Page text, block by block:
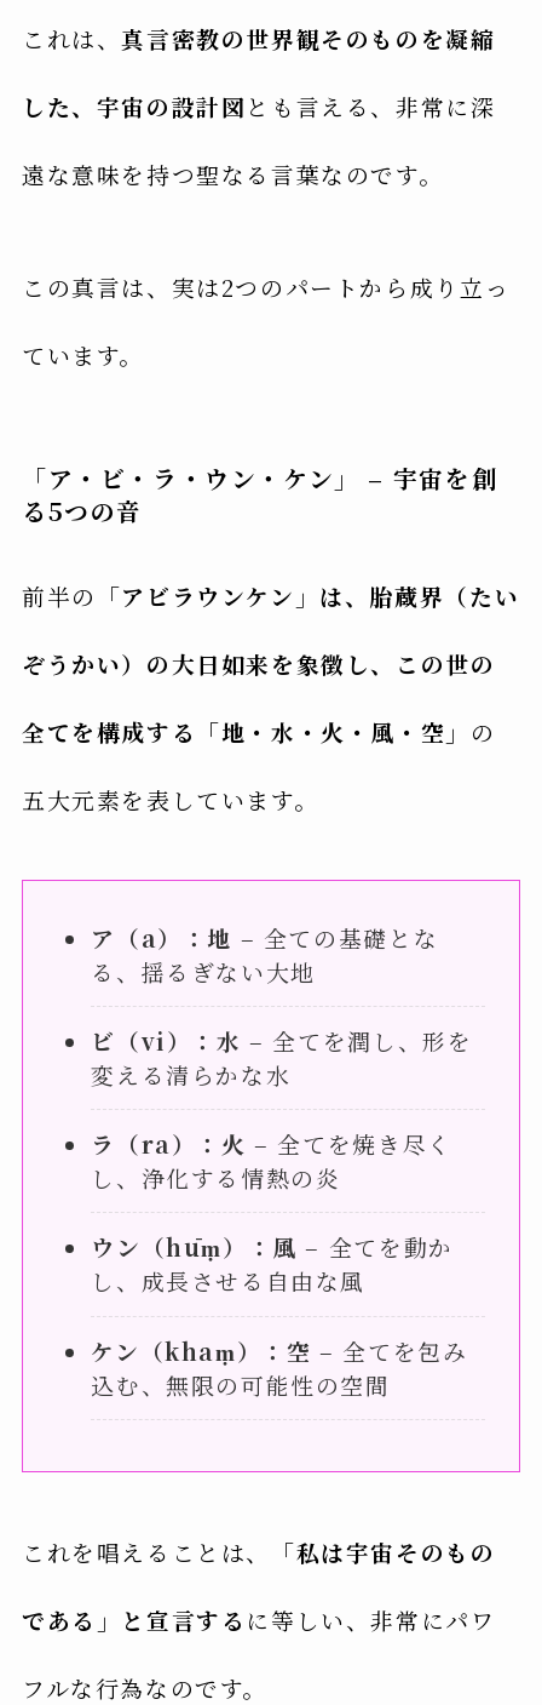
これは、真言密教の世界観そのものを凝縮
した、宇宙の設計図 とも言える、非常に深
遠な意味を持つ聖なる言葉なのです。
この真言は、実は2つのパートから成り立っ
ています。
「ア・ビ・ラ・ウン・ケン」 – 宇宙を創
る5つの音
前半の 「アビラウンケン」は、胎蔵界（たい
ぞうかい）の大日如来を象徴し、この世の
全てを構成する「地・水・火・風・空」 の
五大元素を表しています。
ア（a）：地 – 全ての基礎とな
る、揺るぎない大地
ビ（vi）：水 – 全てを潤し、形を
変える清らかな水
ラ（ra）：火 – 全てを焼き尽く
し、浄化する情熱の炎
ウン（hūṃ）：風 – 全てを動か
し、成長させる自由な風
ケン（khaṃ）：空 – 全てを包み
込む、無限の可能性の空間
これを唱えることは、 「私は宇宙そのもの
である」と宣言する に等しい、非常にパワ
フルな行為なのです。